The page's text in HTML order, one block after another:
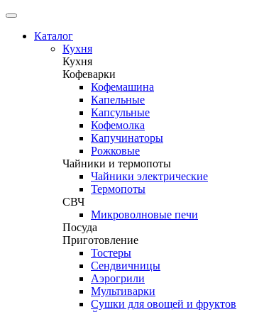
Каталог
Кухня
Кухня
Кофеварки
Кофемашина
Капельные
Капсульные
Кофемолка
Капучинаторы
Рожковые
Чайники и термопоты
Чайники электрические
Термопоты
СВЧ
Микроволновые печи
Посуда
Приготовление
Тостеры
Сендвичницы
Аэрогрили
Мультиварки
Сушки для овощей и фруктов